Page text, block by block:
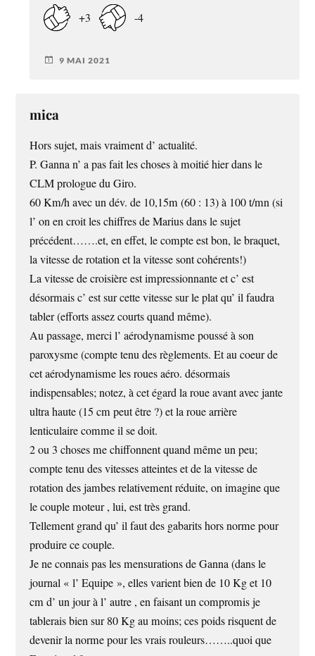
+3 -4
9 MAI 2021
mica
Hors sujet, mais vraiment d’ actualité.
P. Ganna n’ a pas fait les choses à moitié hier dans le
CLM prologue du Giro.
60 Km/h avec un dév. de 10,15m (60 : 13) à 100 t/mn (si
l’ on en croit les chiffres de Marius dans le sujet
précédent…….et, en effet, le compte est bon, le braquet,
la vitesse de rotation et la vitesse sont cohérents!)
La vitesse de croisière est impressionnante et c’ est
désormais c’ est sur cette vitesse sur le plat qu’ il faudra
tabler (efforts assez courts quand même).
Au passage, merci l’ aérodynamisme poussé à son
paroxysme (compte tenu des règlements. Et au coeur de
cet aérodynamisme les roues aéro. désormais
indispensables; notez, à cet égard la roue avant avec jante
ultra haute (15 cm peut être ?) et la roue arrière
lenticulaire comme il se doit.
2 ou 3 choses me chiffonnent quand même un peu;
compte tenu des vitesses atteintes et de la vitesse de
rotation des jambes relativement réduite, on imagine que
le couple moteur , lui, est très grand.
Tellement grand qu’ il faut des gabarits hors norme pour
produire ce couple.
Je ne connais pas les mensurations de Ganna (dans le
journal « l’ Equipe », elles varient bien de 10 Kg et 10
cm d’ un jour à l’ autre , en faisant un compromis je
tablerais bien sur 80 Kg au moins; ces poids risquent de
devenir la norme pour les vrais rouleurs……..quoi que